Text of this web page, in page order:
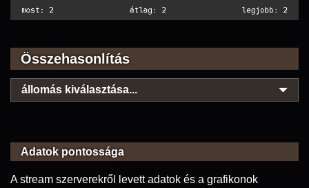
Összehasonlítás
állomás kiválasztása...
Adatok pontossága
A stream szerverekről levett adatok és a grafikonok